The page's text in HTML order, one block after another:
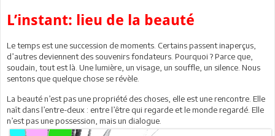
L’instant: lieu de la beauté
Le temps est une succession de moments. Certains passent inaperçus,
d’autres deviennent des souvenirs fondateurs. Pourquoi ? Parce que,
soudain, tout est là. Une lumière, un visage, un souffle, un silence. Nous
sentons que quelque chose se révèle.
La beauté n’est pas une propriété des choses, elle est une rencontre. Elle
naît dans l’entre-deux : entre l’être qui regarde et le monde regardé. Elle
n’est pas une possession, mais un dialogue.